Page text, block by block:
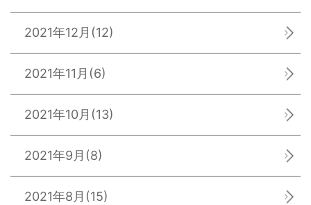
2021年12月 (12)
2021年11月 (6)
2021年10月 (13)
2021年9月 (8)
2021年8月 (15)